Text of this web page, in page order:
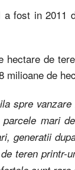
fost in 2011
hectare de
milioane de
spre
mari
generatii
teren printr-